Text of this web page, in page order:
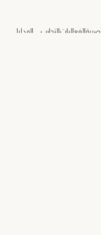
الفعالياتالتجارب الهدايا